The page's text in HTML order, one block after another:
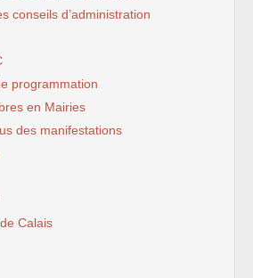
conseils d’administration
programmation
en Mairies
des manifestations
Calais